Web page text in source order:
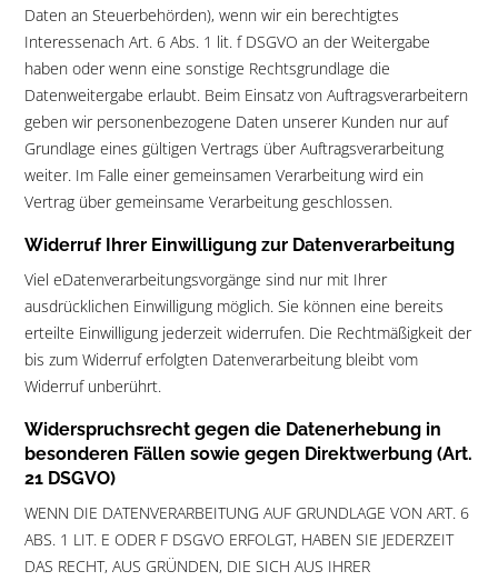
Daten an Steuerbehörden), wenn wir ein berechtigtes
Interessenach Art. 6 Abs. 1 lit. f DSGVO an der Weitergabe
haben oder wenn eine sonstige Rechtsgrundlage die
Datenweitergabe erlaubt. Beim Einsatz von Auftragsverarbeitern
geben wir personenbezogene Daten unserer Kunden nur auf
Grundlage eines gültigen Vertrags über Auftragsverarbeitung
weiter. Im Falle einer gemeinsamen Verarbeitung wird ein
Vertrag über gemeinsame Verarbeitung geschlossen.
Widerruf Ihrer Einwilligung zur Datenverarbeitung
Viel eDatenverarbeitungsvorgänge sind nur mit Ihrer
ausdrücklichen Einwilligung möglich. Sie können eine bereits
erteilte Einwilligung jederzeit widerrufen. Die Rechtmäßigkeit der
bis zum Widerruf erfolgten Datenverarbeitung bleibt vom
Widerruf unberührt.
Widerspruchsrecht gegen die Datenerhebung in
besonderen Fällen sowie gegen Direktwerbung (Art.
21 DSGVO)
WENN DIE DATENVERARBEITUNG AUF GRUNDLAGE VON ART. 6
ABS. 1 LIT. E ODER F DSGVO ERFOLGT, HABEN SIE JEDERZEIT
DAS RECHT, AUS GRÜNDEN, DIE SICH AUS IHRER